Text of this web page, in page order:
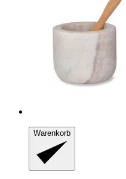
Warenkorb